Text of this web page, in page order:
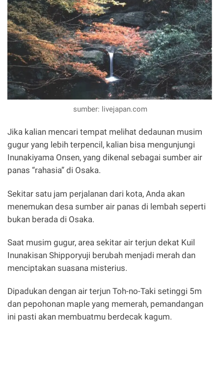
sumber: livejapan.com
Jika kalian mencari tempat melihat dedaunan musim
gugur yang lebih terpencil, kalian bisa mengunjungi
Inunakiyama Onsen, yang dikenal sebagai sumber air
panas “rahasia” di Osaka.
Sekitar satu jam perjalanan dari kota, Anda akan
menemukan desa sumber air panas di lembah seperti
bukan berada di Osaka.
Saat musim gugur, area sekitar air terjun dekat Kuil
Inunakisan Shipporyuji berubah menjadi merah dan
menciptakan suasana misterius.
Dipadukan dengan air terjun Toh-no-Taki setinggi 5m
dan pepohonan maple yang memerah, pemandangan
ini pasti akan membuatmu berdecak kagum.